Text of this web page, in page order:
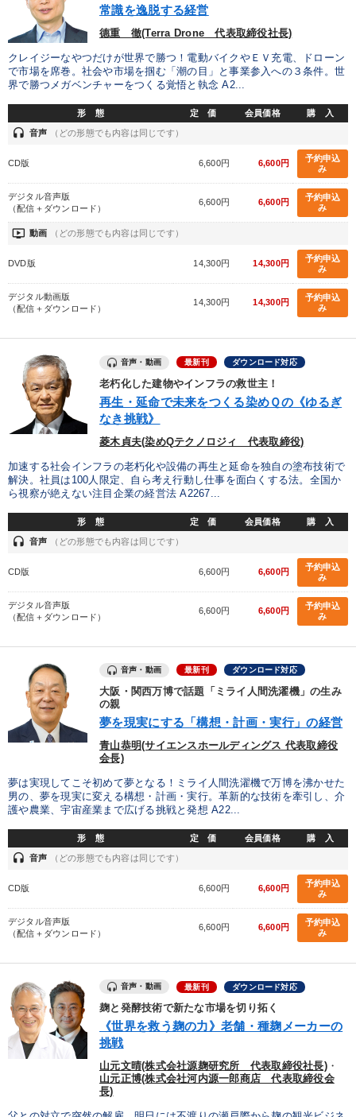
しいただけます
カテゴリー
【2026年7月】音声・映像ご案内商品
2025年春季全国経営者セミナー収録講演ＣＤ・講演ＤＶＤ・デジ
タル版（音声／動画ストリーミング・ダウンロード）
後継社長・アトツギ 営業・社員研修
最新刊・戦略参謀ChatGPT実戦法と中小企業のDXと講話ご案内
マーケティング 《強い財務を実践する経営者》講話４選
最新トレンドと時代の潮流を押さえる
2025年夏季全国経営者セミナー収録講演ＣＤ・講演ＤＶＤ・デジ
タル版（音声／動画ストリーミング・ダウンロード）
集２タイトル
企業戦略に学ぶ
【最新刊】精神科医・和田秀樹の「老いない力」＋健康な社長と
会社をつくる厳選講話
目的別
後継者に聞かせたい 業績を伸ばしたい
経営を改善したい 社員研修を行いたい
デザイン リピート 不動産投資 ブランディング
健康・ウェルビーイング お金の授業
※「更新」を押すと「カテゴリー」「目的別」「キーワード」を更新いただけます。
local_offer タグから探す
すべての音声・動画（全2077タイトル）からお探しいただけます
稲盛和夫
いい会社 マーケティング イノベーション デザイン
トレンド 経営計画 聞き手・作間信司 採用
生き方の指針
上場企業
常識を逸脱する経営
德重 徹(Terra Drone 代表取締役社長)
クレイジーなやつだけが世界で勝つ！電動バイクやＥＶ充電、ドローン
で市場を席巻。社会や市場を掴む「潮の目」と事業参入への３条件。世
界で勝つメガベンチャーをつくる覚悟と執念 A2...
形 態 定 価 会員価格 購 入
headset 音声 （どの形態でも内容は同じです）
CD版 6,600円 6,600円
予約申込
み
デジタル音声版
（配信＋ダウンロード）
6,600円 6,600円
予約申込
み
ondemand_video 動画 （どの形態でも内容は同じです）
DVD版 14,300円 14,300円
予約申込
み
デジタル動画版
（配信＋ダウンロード）
14,300円 14,300円
予約申込
み
音声・動画 最新刊 ダウンロード対応
老朽化した建物やインフラの救世主！
再生・延命で未来をつくる染めＱの《ゆるぎ
なき挑戦》
菱木貞夫(染めQテクノロジィ 代表取締役)
加速する社会インフラの老朽化や設備の再生と延命を独自の塗布技術で
解決。社員は100人限定、自ら考え行動し仕事を面白くする法。全国か
ら視察が絶えない注目企業の経営法 A2267...
形 態 定 価 会員価格 購 入
headset 音声 （どの形態でも内容は同じです）
CD版 6,600円 6,600円
予約申込
み
デジタル音声版
（配信＋ダウンロード）
6,600円 6,600円
予約申込
み
音声・動画 最新刊 ダウンロード対応
大阪・関西万博で話題「ミライ人間洗濯機」の生み
の親
夢を現実にする「構想・計画・実行」の経営
青山恭明(サイエンスホールディングス 代表取締役
会長)
夢は実現してこそ初めて夢となる！ミライ人間洗濯機で万博を沸かせた
男の、夢を現実に変える構想・計画・実行。革新的な技術を牽引し、介
護や農業、宇宙産業まで広げる挑戦と発想 A22...
形 態 定 価 会員価格 購 入
headset 音声 （どの形態でも内容は同じです）
CD版 6,600円 6,600円
予約申込
み
デジタル音声版
（配信＋ダウンロード）
6,600円 6,600円
予約申込
み
音声・動画 最新刊 ダウンロード対応
麹と発酵技術で新たな市場を切り拓く
《世界を救う麹の力》老舗・種麹メーカーの
挑戦
山元文晴(株式会社源麹研究所 代表取締役社長)・
山元正博(株式会社河内源一郎商店 代表取締役会
長)